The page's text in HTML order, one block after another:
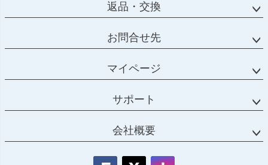
返品・交換
お問合せ先
マイページ
サポート
会社概要